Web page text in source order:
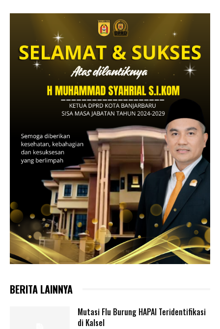
BERITA LAINNYA
Mutasi Flu Burung HAPAI Teridentifikasi
di Kalsel